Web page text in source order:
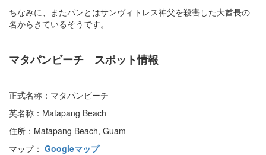
ちなみに、またパンとはサンヴィトレス神父を殺害した大酋長の
名からきているそうです。
マタパンビーチ スポット情報
正式名称：マタパンビーチ
英名称：Matapang Beach
住所：Matapang Beach, Guam
マップ： Googleマップ